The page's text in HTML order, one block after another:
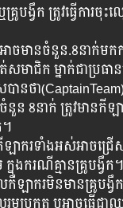
រូបង្វឹក ត្រូវធ្វើការចុ
ចមានចំនួន.8នាក់មកក
មាជិក ម្នាក់ជាប្រធ
បានថា
ន 8នាក់ ត្រូវមានកីឡ
។
ករទាំងអស់អាចជ្រើ
ក្នុងករណីគ្មានគ្រូបង្វឹក។
ឡាករមិនមានគ្រូបង្វឹ